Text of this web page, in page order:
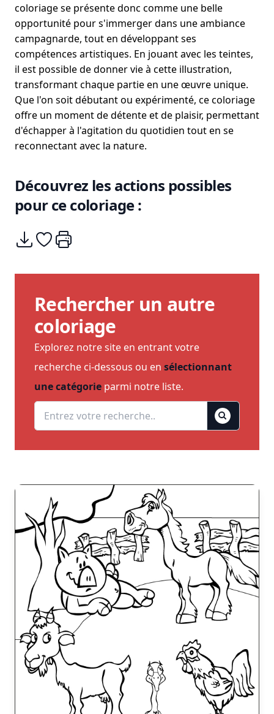
coloriage se présente donc comme une belle
opportunité pour s'immerger dans une ambiance
campagnarde, tout en développant ses
compétences artistiques. En jouant avec les teintes,
il est possible de donner vie à cette illustration,
transformant chaque partie en une œuvre unique.
Que l'on soit débutant ou expérimenté, ce coloriage
offre un moment de détente et de plaisir, permettant
d'échapper à l'agitation du quotidien tout en se
reconnectant avec la nature.
Découvrez les actions possibles
pour ce coloriage :
Télécharger
Ajouter à mes coups de coeurs
Imprimer
Rechercher un autre
coloriage
Explorez notre site en entrant votre
recherche ci-dessous ou en sélectionnant
une catégorie parmi notre liste.